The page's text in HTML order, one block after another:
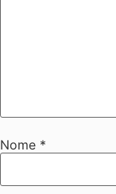
Nome *